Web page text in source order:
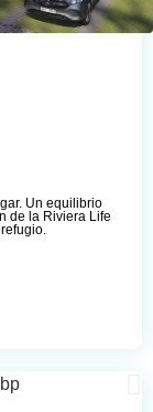
Un equilibrio
de la Riviera Life